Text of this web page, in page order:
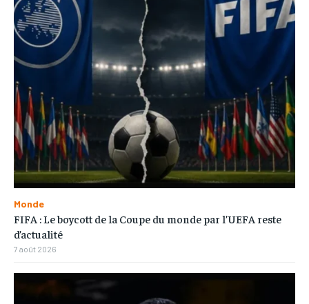
Monde
FIFA : Le boycott de la Coupe du monde par l’UEFA reste
d’actualité
7 août 2026